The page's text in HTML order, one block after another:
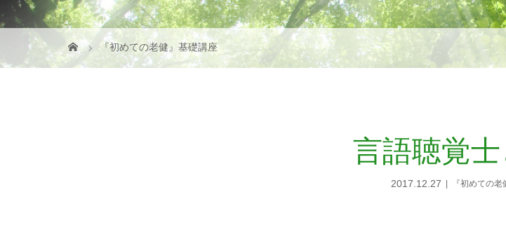
『初めての老健』基礎講座
言語聴覚士
2017.12.27 『初めての